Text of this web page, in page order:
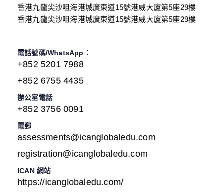
香港九龍尖沙咀海港城廣東道15號港威大廈第5座29樓
香港九龍尖沙咀海港城廣東道15號港威大廈第5座29樓
電話號碼/WhatsApp：
+852 5201 7988
+852 6755 4435
辦公室電話
+852 3756 0091
電郵
assessments@icanglobaledu.com
registration@icanglobaledu.com
ICAN 網站
https://icanglobaledu.com/